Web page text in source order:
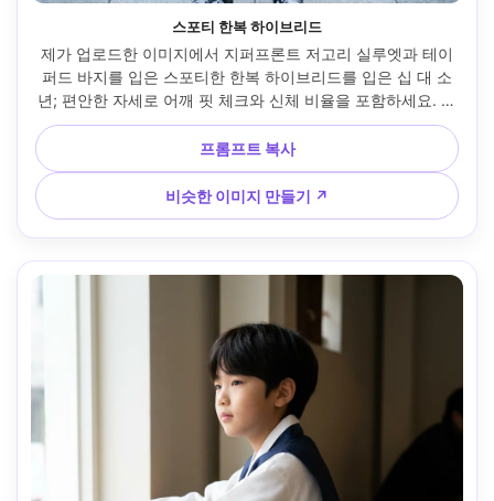
스포티 한복 하이브리드
제가 업로드한 이미지에서 지퍼프론트 저고리 실루엣과 테이
퍼드 바지를 입은 스포티한 한복 하이브리드를 입은 십 대 소
년; 편안한 자세로 어깨 핏 체크와 신체 비율을 포함하세요. 지
하철 입구 배경, 시원한 낮빛, 니콘 D850, 85mm, 세로 3분의
1 프레임, 에너지 넘치는 무드, 사실적인 피부 질감, 선명한 초
점 --ar 4:5
프롬프트 복사
비슷한 이미지 만들기 ↗